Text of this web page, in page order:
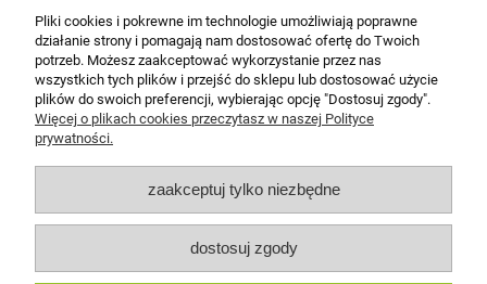
Zobacz także
Moje konto
Płatności i dostawa
Informacje
Pliki cookies i pokrewne im technologie umożliwiają poprawne
działanie strony i pomagają nam dostosować ofertę do Twoich
potrzeb. Możesz zaakceptować wykorzystanie przez nas
wszystkich tych plików i przejść do sklepu lub dostosować użycie
plików do swoich preferencji, wybierając opcję "Dostosuj zgody".
Więcej o plikach cookies przeczytasz w naszej Polityce
prywatności.
zaakceptuj tylko niezbędne
dostosuj zgody